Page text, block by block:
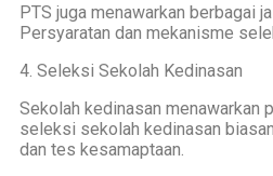
PTS juga menawarkan berbagai
Persyaratan dan mekanisme
4. Seleksi Sekolah Kedinasan
Sekolah kedinasan menawarkan
seleksi sekolah kedinasan
dan tes kesamaptaan.